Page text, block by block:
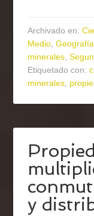
Archivado en:
Medio,
minerales,
Etiquetado con:
minerales,
y